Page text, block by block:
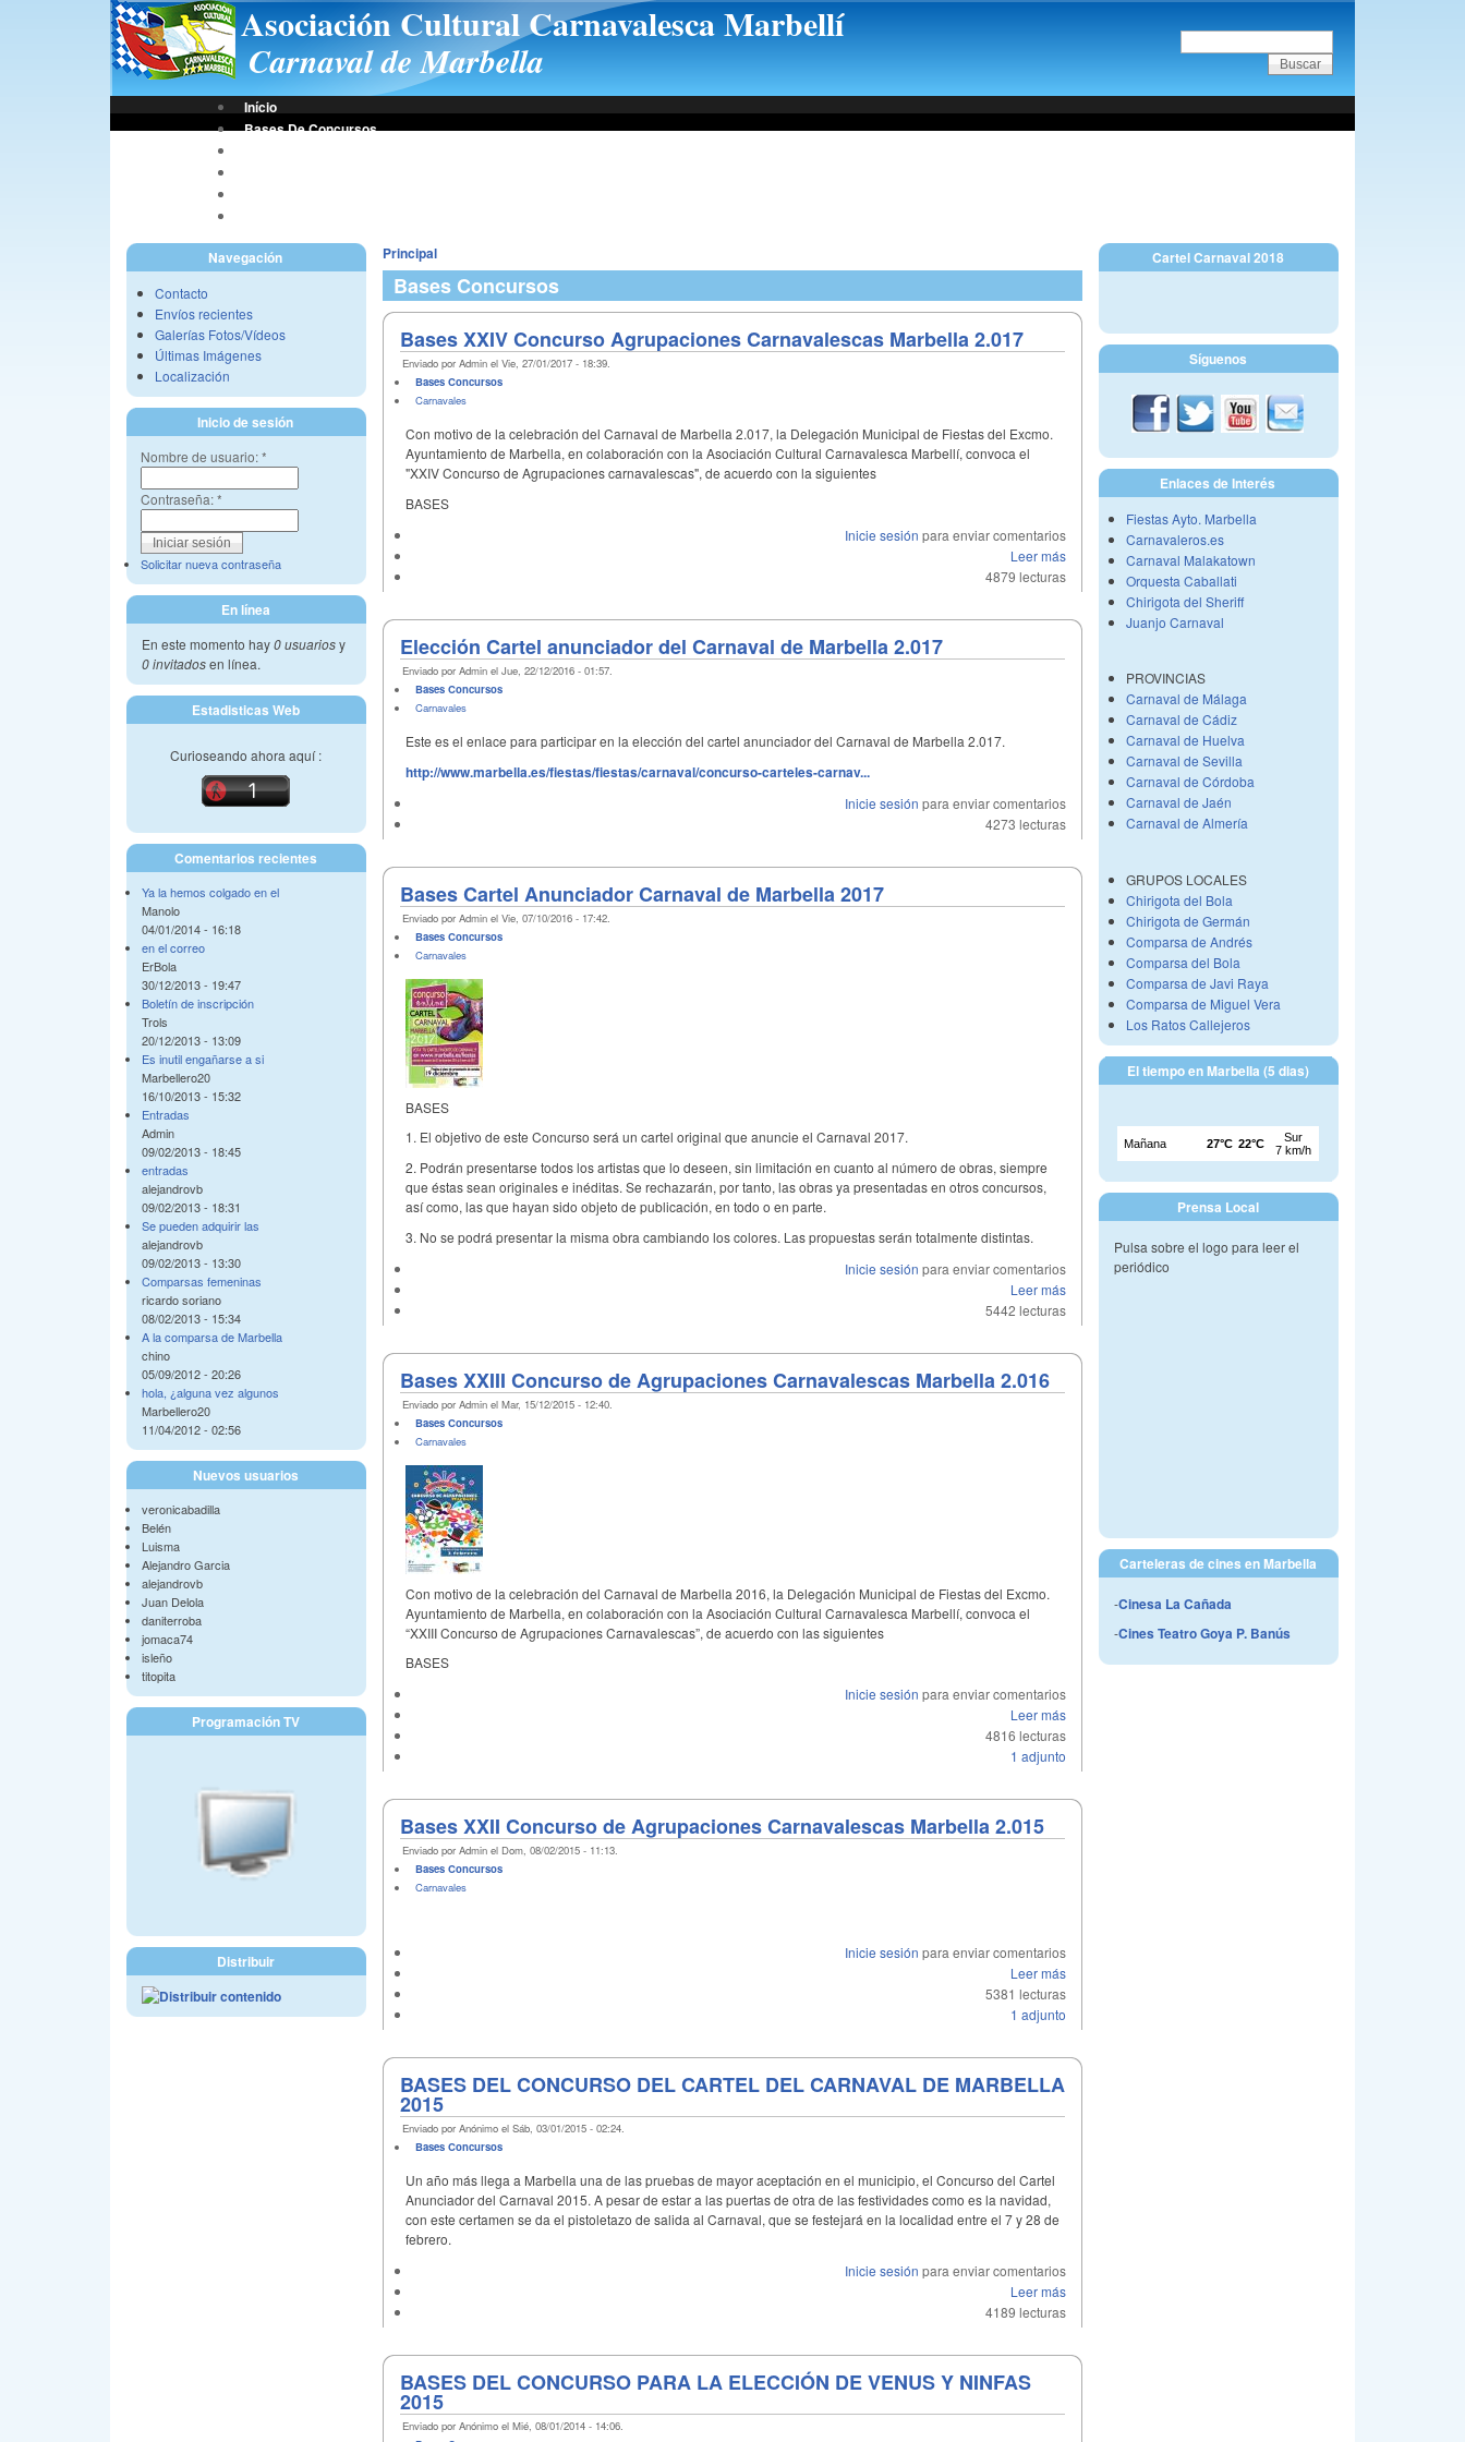
Asociación Cultural Carnavalesca Marbellí
Carnaval de Marbella
Início
Bases De Concursos
Navegación
Contacto
Envíos recientes
Galerías Fotos/Vídeos
Últimas Imágenes
Localización
Inicio de sesión
Nombre de usuario:*
Contraseña:*
Solicitar nueva contraseña
En línea
En este momento hay0 usuariosy
0 invitadosen línea.
Estadisticas Web
Curioseando ahora aquí :
Comentarios recientes
Ya la hemos colgado en el
Manolo
04/01/2014 - 16:18
en el correo
ErBola
30/12/2013 - 19:47
Boletín de inscripción
Trols
20/12/2013 - 13:09
Es inutil engañarse a si
Marbellero20
16/10/2013 - 15:32
Entradas
Admin
09/02/2013 - 18:45
entradas
alejandrovb
09/02/2013 - 18:31
Se pueden adquirir las
alejandrovb
09/02/2013 - 13:30
Comparsas femeninas
ricardo soriano
08/02/2013 - 15:34
A la comparsa de Marbella
chino
05/09/2012 - 20:26
hola, ¿alguna vez algunos
Marbellero20
11/04/2012 - 02:56
Nuevos usuarios
veronicabadilla
Belén
Luisma
Alejandro Garcia
alejandrovb
Juan Delola
daniterroba
jomaca74
isleño
titopita
Programación TV
Distribuir
Principal
Bases Concursos
Bases XXIV Concurso Agrupaciones Carnavalescas Marbella 2.017
Enviado por Admin el Vie, 27/01/2017 - 18:39.
Bases Concursos
Carnavales
Con motivo de la celebración del Carnaval de Marbella 2.017, la Delegación Municipal de Fiestas del Excmo.
Ayuntamiento de Marbella, en colaboración con la Asociación Cultural Carnavalesca Marbellí, convoca el
"XXIV Concurso de Agrupaciones carnavalescas", de acuerdo con la siguientes
BASES
Inicie sesión para enviar comentarios
Leer más
4879 lecturas
Elección Cartel anunciador del Carnaval de Marbella 2.017
Enviado por Admin el Jue, 22/12/2016 - 01:57.
Bases Concursos
Carnavales
Este es el enlace para participar en la elección del cartel anunciador del Carnaval de Marbella 2.017.
http://www.marbella.es/fiestas/fiestas/carnaval/concurso-carteles-carnav...
Inicie sesión para enviar comentarios
4273 lecturas
Bases Cartel Anunciador Carnaval de Marbella 2017
Enviado por Admin el Vie, 07/10/2016 - 17:42.
Bases Concursos
Carnavales
BASES
1. El objetivo de este Concurso será un cartel original que anuncie el Carnaval 2017.
2. Podrán presentarse todos los artistas que lo deseen, sin limitación en cuanto al número de obras, siempre
que éstas sean originales e inéditas. Se rechazarán, por tanto, las obras ya presentadas en otros concursos,
así como, las que hayan sido objeto de publicación, en todo o en parte.
3. No se podrá presentar la misma obra cambiando los colores. Las propuestas serán totalmente distintas.
Inicie sesión para enviar comentarios
Leer más
5442 lecturas
Bases XXIII Concurso de Agrupaciones Carnavalescas Marbella 2.016
Enviado por Admin el Mar, 15/12/2015 - 12:40.
Bases Concursos
Carnavales
Con motivo de la celebración del Carnaval de Marbella 2016, la Delegación Municipal de Fiestas del Excmo.
Ayuntamiento de Marbella, en colaboración con la Asociación Cultural Carnavalesca Marbellí, convoca el
“XXIII Concurso de Agrupaciones Carnavalescas”, de acuerdo con las siguientes
BASES
Inicie sesión para enviar comentarios
Leer más
4816 lecturas
1 adjunto
Bases XXII Concurso de Agrupaciones Carnavalescas Marbella 2.015
Enviado por Admin el Dom, 08/02/2015 - 11:13.
Bases Concursos
Carnavales
Inicie sesión para enviar comentarios
Leer más
5381 lecturas
1 adjunto
BASES DEL CONCURSO DEL CARTEL DEL CARNAVAL DE MARBELLA
2015
Enviado por Anónimo el Sáb, 03/01/2015 - 02:24.
Bases Concursos
Un año más llega a Marbella una de las pruebas de mayor aceptación en el municipio, el Concurso del Cartel
Anunciador del Carnaval 2015. A pesar de estar a las puertas de otra de las festividades como es la navidad,
con este certamen se da el pistoletazo de salida al Carnaval, que se festejará en la localidad entre el 7 y 28 de
febrero.
Inicie sesión para enviar comentarios
Leer más
4189 lecturas
BASES DEL CONCURSO PARA LA ELECCIÓN DE VENUS Y NINFAS
2015
Enviado por Anónimo el Mié, 08/01/2014 - 14:06.
Cartel Carnaval 2018
Síguenos
Enlaces de Interés
Fiestas Ayto. Marbella
Carnavaleros.es
Carnaval Malakatown
Orquesta Caballati
Chirigota del Sheriff
Juanjo Carnaval
PROVINCIAS
Carnaval de Málaga
Carnaval de Cádiz
Carnaval de Huelva
Carnaval de Sevilla
Carnaval de Córdoba
Carnaval de Jaén
Carnaval de Almería
GRUPOS LOCALES
Chirigota del Bola
Chirigota de Germán
Comparsa de Andrés
Comparsa del Bola
Comparsa de Javi Raya
Comparsa de Miguel Vera
Los Ratos Callejeros
El tiempo en Marbella (5 dias)
Prensa Local
Pulsa sobre el logo para leer el
periódico
Carteleras de cines en Marbella
-Cinesa La Cañada
-Cines Teatro Goya P. Banús